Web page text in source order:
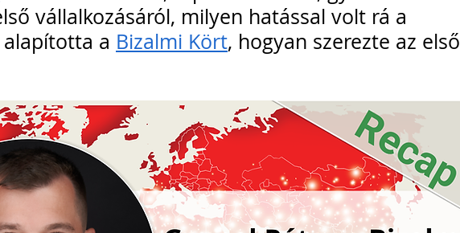
Szervezet Startup
Magyar Business Nemzetközi Skálázás
Tőke Skálázási Gondolkodásmód
vállalkozásáról, milyen hatással volt rá a
a Bizalmi Kört, hogyan szerezte az első